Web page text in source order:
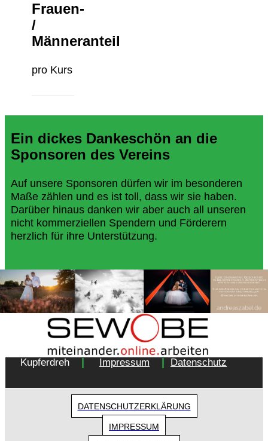
Frauen-
/
Männeranteil
pro Kurs
Ein dickes Dankeschön an die
Sponsoren des Vereins
Auf unsere Sponsoren dürfen wir im besonderen
Maße zählen und es ist toll, dass wir sie haben.
Darüber hinaus danken wir aber auch all unseren
nicht kommerziellen Spendern und Förderern
herzlich für ihre Unterstützung.
Copyright 2018 - Turnverein 1877 e.V. Essen-
Kupferdreh
| Impressum | Datenschutz
DATENSCHUTZERKLÄRUNG
IMPRESSUM